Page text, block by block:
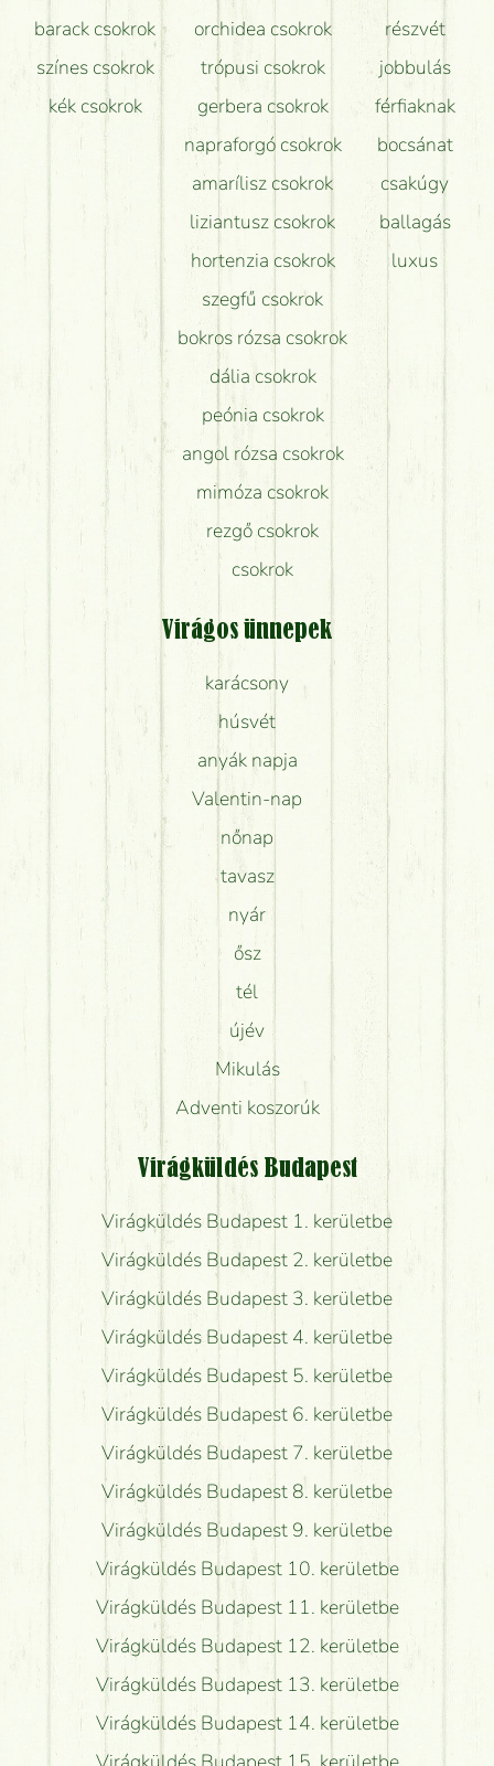
barack csokrok
színes csokrok
kék csokrok
orchidea csokrok
trópusi csokrok
gerbera csokrok
napraforgó csokrok
amarílisz csokrok
liziantusz csokrok
hortenzia csokrok
szegfű csokrok
bokros rózsa csokrok
dália csokrok
peónia csokrok
angol rózsa csokrok
mimóza csokrok
rezgő csokrok
csokrok
részvét
jobbulás
férfiaknak
bocsánat
csakúgy
ballagás
luxus
Virágos ünnepek
karácsony
húsvét
anyák napja
Valentin-nap
nőnap
tavasz
nyár
ősz
tél
újév
Mikulás
Adventi koszorúk
Virágküldés Budapest
Virágküldés Budapest 1. kerületbe
Virágküldés Budapest 2. kerületbe
Virágküldés Budapest 3. kerületbe
Virágküldés Budapest 4. kerületbe
Virágküldés Budapest 5. kerületbe
Virágküldés Budapest 6. kerületbe
Virágküldés Budapest 7. kerületbe
Virágküldés Budapest 8. kerületbe
Virágküldés Budapest 9. kerületbe
Virágküldés Budapest 10. kerületbe
Virágküldés Budapest 11. kerületbe
Virágküldés Budapest 12. kerületbe
Virágküldés Budapest 13. kerületbe
Virágküldés Budapest 14. kerületbe